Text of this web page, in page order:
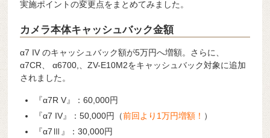
実施ポイントの変更点をまとめてみました。
カメラ本体キャッシュバック金額
α7 IV のキャッシュバック額が5万円へ増額。さらに、
α7CR、 α6700,、ZV-E10M2をキャッシュバック対象に追加
されました。
『α7R V』：60,000円
『α7 IV』：50,000円（前回より1万円増額！ ）
『α7Ⅲ』：30,000円